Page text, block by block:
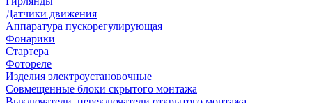
Датчики движения
Аппаратура пускорегулирующая
Фонарики
Стартера
Фотореле
Изделия электроустановочные
Совмещенные блоки скрытого монтажа